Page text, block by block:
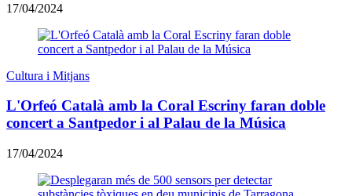
17/04/2024
Cultura i Mitjans
L'Orfeó Català amb la Coral Escriny faran doble
concert a Santpedor i al Palau de la Música
17/04/2024